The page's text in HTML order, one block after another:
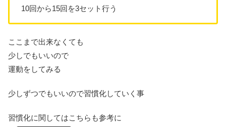
10回から15回を3セット行う
ここまで出来なくても
少しでもいいので
運動をしてみる
少しずつでもいいので習慣化していく事
習慣化に関してはこちらも参考に